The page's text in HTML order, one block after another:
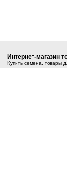
Интернет-магазин
Купить семена, товары